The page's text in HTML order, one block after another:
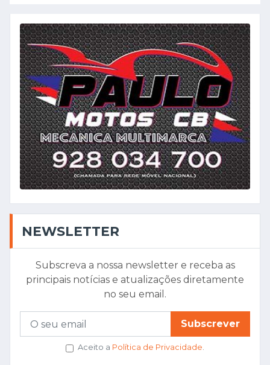
NEWSLETTER
Subscreva a nossa newsletter e receba as
principais notícias e atualizações diretamente
no seu email.
Subscrever
Aceito a Política de Privacidade.